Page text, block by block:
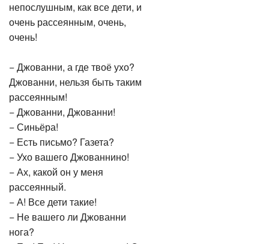
непослушным, как все дети, и
очень рассеянным, очень,
очень!
− Джованни, а где твоё ухо?
Джованни, нельзя быть таким
рассеянным!
− Джованни, Джованни!
− Синьёра!
− Есть письмо? Газета?
− Ухо вашего Джованнино!
− Ах, какой он у меня
рассеянный.
− А! Все дети такие!
− Не вашего ли Джованни
нога?